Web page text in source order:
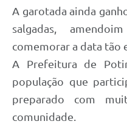
A garotada ainda
salgadas,
comemorar a data tão
A Prefeitura de
população que
preparado com
comunidade.